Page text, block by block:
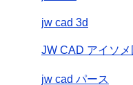
jw cad 3d
JW CAD アイソメ
jw cad パース